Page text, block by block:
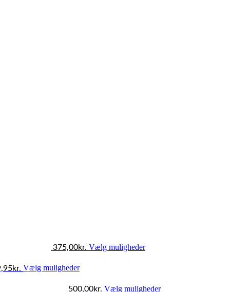
375,00kr. Vælg mulighedervare
Mulighederne
kr. Vælg mulighedervare
flere
500,00kr. Vælg muligheder